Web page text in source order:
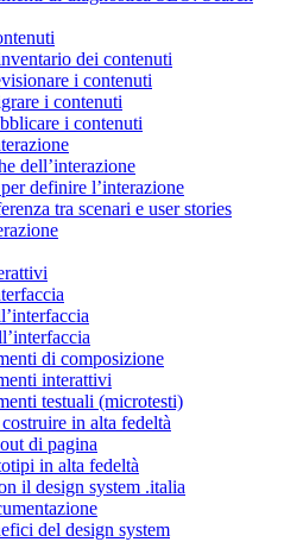
dei contenuti
i contenuti
i contenuti
i contenuti
dell’interazione
definire l’interazione
tra scenari e user stories
di composizione
interattivi
testuali (microtesti)
in alta fedeltà
di pagina
in alta fedeltà
il design system .italia
del design system